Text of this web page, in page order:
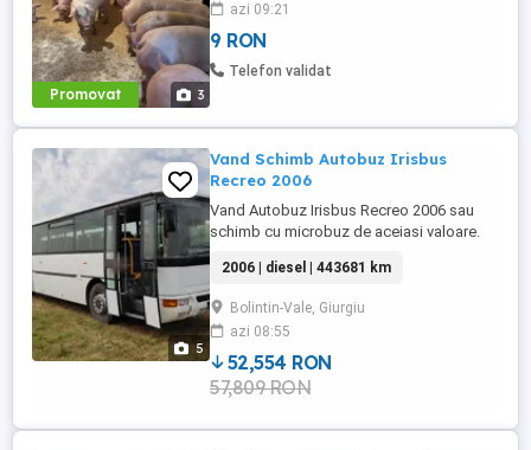
Promovat 3
azi 09:21
9 RON
Telefon validat
5
Vand Schimb Autobuz Irisbus
Recreo 2006
Vand Autobuz Irisbus Recreo 2006 sau
schimb cu microbuz de aceiasi valoare.
scaune 59+1, locuri in picioare 29 443681
kilometri reali. Tahograf Digital Cutie
viteze manuala 6+1 Centuri de siguranta
Retarder Aer Conditionat Import Franta
Inmatriculat in Romania Nerulat ...
2006 | diesel | 443681 km
Bolintin-Vale, Giurgiu
azi 08:55
52,554 RON
57,809 RON